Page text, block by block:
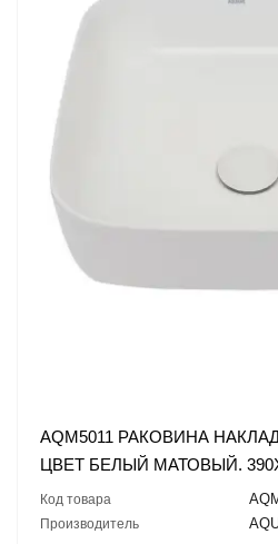
AQM5011 РАКОВИНА
ЦВЕТ БЕЛЫЙ МАТОВЫЙ.
Код товара
Производитель